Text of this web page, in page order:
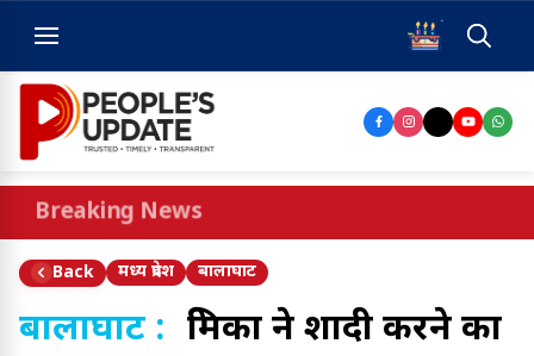
Breaking News
Back मध्य प्रदेश बालाघाट
बालाघाट : प्रेमिका ने शादी करने का